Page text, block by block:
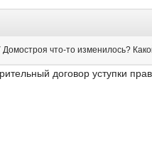
что-то изменилось?
договор уступки